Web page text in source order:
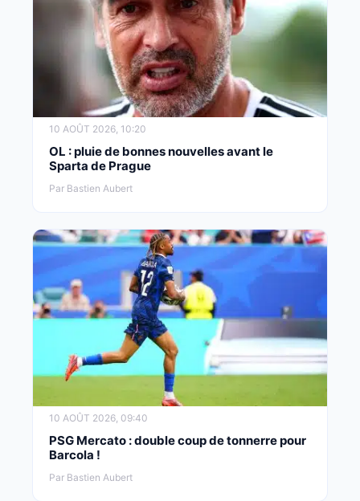
10 AOÛT 2026, 10:20
OL : pluie de bonnes nouvelles avant le
Sparta de Prague
Par Bastien Aubert
10 AOÛT 2026, 09:40
PSG Mercato : double coup de tonnerre pour
Barcola !
Par Bastien Aubert